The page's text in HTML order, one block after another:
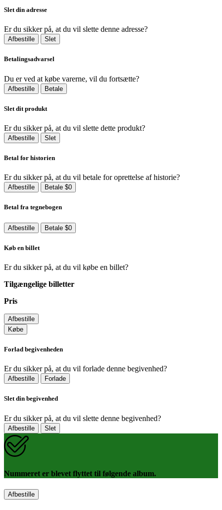
Slet din adresse
Er du sikker på, at du vil slette denne adresse?
Afbestille Slet
Betalingsadvarsel
Du er ved at købe varerne, vil du fortsætte?
Afbestille Betale
Slet dit produkt
Er du sikker på, at du vil slette dette produkt?
Afbestille Slet
Betal for historien
Er du sikker på, at du vil betale for oprettelse af historie?
Afbestille Betale $0
Betal fra tegnebogen
Afbestille Betale $0
Køb en billet
Er du sikker på, at du vil købe en billet?
Tilgængelige billetter
Pris
Afbestille
Købe
Forlad begivenheden
Er du sikker på, at du vil forlade denne begivenhed?
Afbestille Forlade
Slet din begivenhed
Er du sikker på, at du vil slette denne begivenhed?
Afbestille Slet
Nummeret er blevet flyttet til følgende album.
Afbestille